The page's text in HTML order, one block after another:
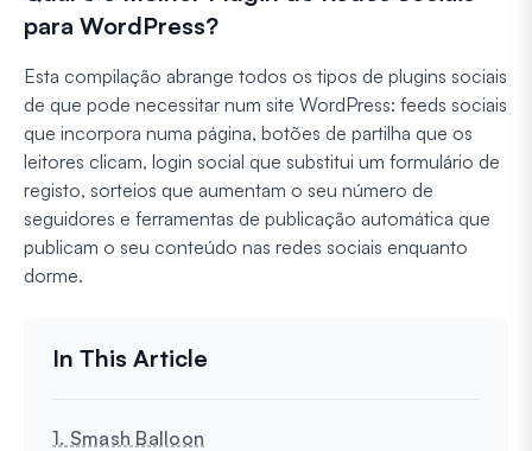
para WordPress?
Esta compilação abrange todos os tipos de plugins sociais
de que pode necessitar num site WordPress: feeds sociais
que incorpora numa página, botões de partilha que os
leitores clicam, login social que substitui um formulário de
registo, sorteios que aumentam o seu número de
seguidores e ferramentas de publicação automática que
publicam o seu conteúdo nas redes sociais enquanto
dorme.
1. Smash Balloon